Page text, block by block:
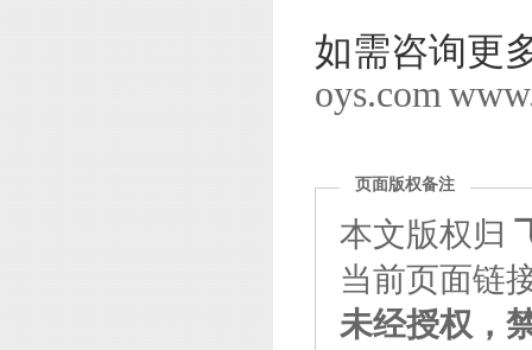
如需咨询更
oys.com
页面版权备注
本文版权归
当前页面链
未经授权，